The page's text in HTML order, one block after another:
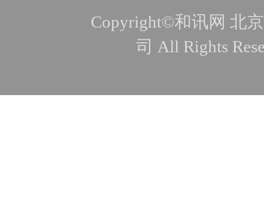
Copyright©和讯网 北
司 All Rights